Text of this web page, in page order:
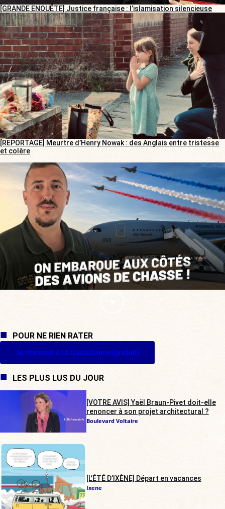
[GRANDE ENQUÊTE] Justice française : l’islamisation silencieuse
[REPORTAGE] Meurtre d’Henry Nowak : des Anglais entre tristesse
et colère
POUR NE RIEN RATER
Je m'inscris à La Quotidienne (gratuit)
LES PLUS LUS DU JOUR
[VOTRE AVIS] Yaël Braun-Pivet doit-elle
renoncer à son projet architectural ?
Boulevard Voltaire
[L’ÉTÉ D’IXÈNE] Départ en vacances
Ixene